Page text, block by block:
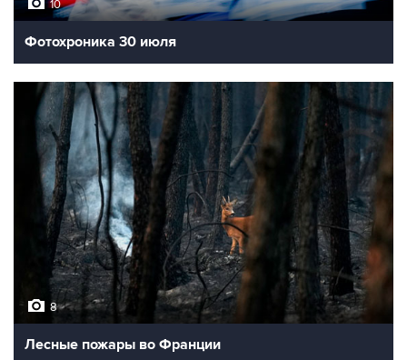
10
Фотохроника 30 июля
8
Лесные пожары во Франции